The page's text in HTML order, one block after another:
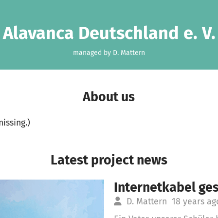
Alavanca Deutschland e. V.
managed by D. Mattern
About us
Latest project news
Internetkabel
D. Mattern 18 years